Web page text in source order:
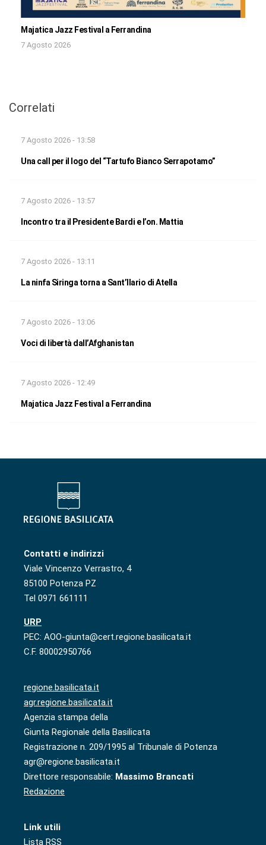
Majatica Jazz Festival a Ferrandina
7 Agosto 2026
Correlati
7 Agosto 2026 - 13:58
Una call per il logo del “Tartufo Bianco Serrapotamo”
7 Agosto 2026 - 13:57
Incontro tra il Presidente Bardi e l’on. Mattia
7 Agosto 2026 - 13:11
La ninfa Siringa torna a Sant’Ilario di Atella
7 Agosto 2026 - 13:06
Voci di libertà dall’Afghanistan
7 Agosto 2026 - 12:49
Majatica Jazz Festival a Ferrandina
Contatti e indirizzi
Viale Vincenzo Verrastro, 4
85100 Potenza PZ
Tel 0971 661111
URP
PEC: AOO-giunta@cert.regione.basilicata.it
C.F. 80002950766
regione.basilicata.it
agr.regione.basilicata.it
Agenzia stampa della
Giunta Regionale della Basilicata
Registrazione n. 209/1995 al Tribunale di Potenza
agr@regione.basilicata.it
Direttore responsabile: Massimo Brancati
Redazione
Link utili
Lista RSS